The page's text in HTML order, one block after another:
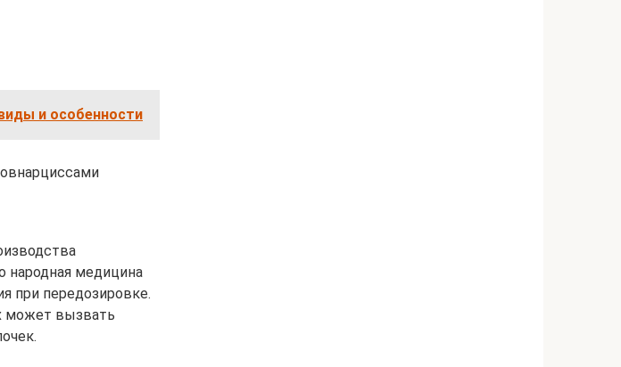
и особенности
народная медицина
при передозировке.
может вызвать